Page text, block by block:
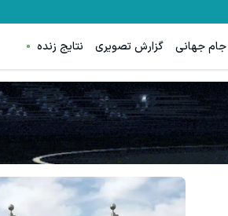
جام جهانی گزارش تصویری نتایج زنده
60% تخفیف ویژه جین وست + خرید در4 قسط